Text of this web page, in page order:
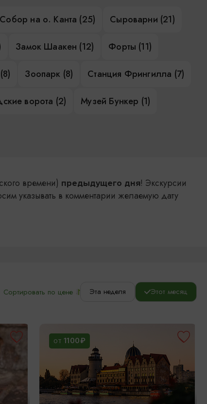
Собор на о. Канта (25) Сыроварни (21)
Замок Шаакен (12) Форты (11)
Зоопарк (8) Станция Фрингилла (7)
ворота (2) Музей Бункер (1)
времени) предыдущего дня! Экскурсии
указывать в комментарии желаемую дату
Сортировать по цене Эта неделя Этот месяц
ОТ 1100₽